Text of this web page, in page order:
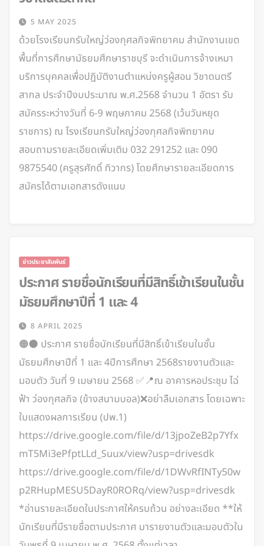
5 MAY 2025
ด้วยโรงเรียนกรับใหญ่ว่องกุศลกิจพิทยาคม สำนักงานเขต
พื้นที่การศึกษามัธยมศึกษาราชบุรี จะดำเนินการจ้างเหมา
บริการบุคคลเพื่อปฏิบัติงานตำแหน่งครูผู้สอน วิชาดนตรี
สากล ประจำปีงบประมาณ พ.ศ.2568 จำนวน 1 อัตรา รับ
สมัครระหว่างวันที่ 6-9 พฤษภาคม 2568 (เว้นวันหยุด
ราชการ) ณ โรงเรียนกรับใหญ่ว่องกุศลกิจพิทยาคม
สอบถามรายละเอียดเพิ่มเติม 032 291252 และ 090
9875540 (ครูสุรศักดิ์ ทิวากร) โดยศึกษารายละเอียดการ
สมัครได้ตามเอกสารดังแนบ
ข่าวประชาสัมพันธ์
ประกาศ รายชื่อนักเรียนที่มีสิทธิ์เข้าเรียนในชั้น
มัธยมศึกษาปีที่ 1 และ 4
8 APRIL 2025
🟠⚫️ ประกาศ รายชื่อนักเรียนที่มีสิทธิ์เข้าเรียนในชั้น
มัธยมศึกษาปีที่ 1 และ 4ปีการศึกษา 2568รายงานตัวและ
มอบตัว วันที่ 9 เมษายน 2568 ✅📍ณ อาคารหอประชุม ไฉ่
ฟ้า ว่องกุศลกิจ (ข้างสนามบอล)❌อย่าลืมเอกสาร โดยเฉพาะ
ใบแสดงผลการเรียน (ปพ.1)
https://drive.google.com/file/d/13jpoZeB2p7Yfx
mT5Mi3ePfptLLd_Suux/view?usp=drivesdk
https://drive.google.com/file/d/1DWvRfINTy50w
p2RHupMESU5DayR0RORq/view?usp=drivesdk
*อ่านรายละเอียดในประกาศให้ครบถ้วน อย่างละเอียด **ให้
นักเรียนที่มีรายชื่อตามประกาศ มารายงานตัวและมอบตัวใน